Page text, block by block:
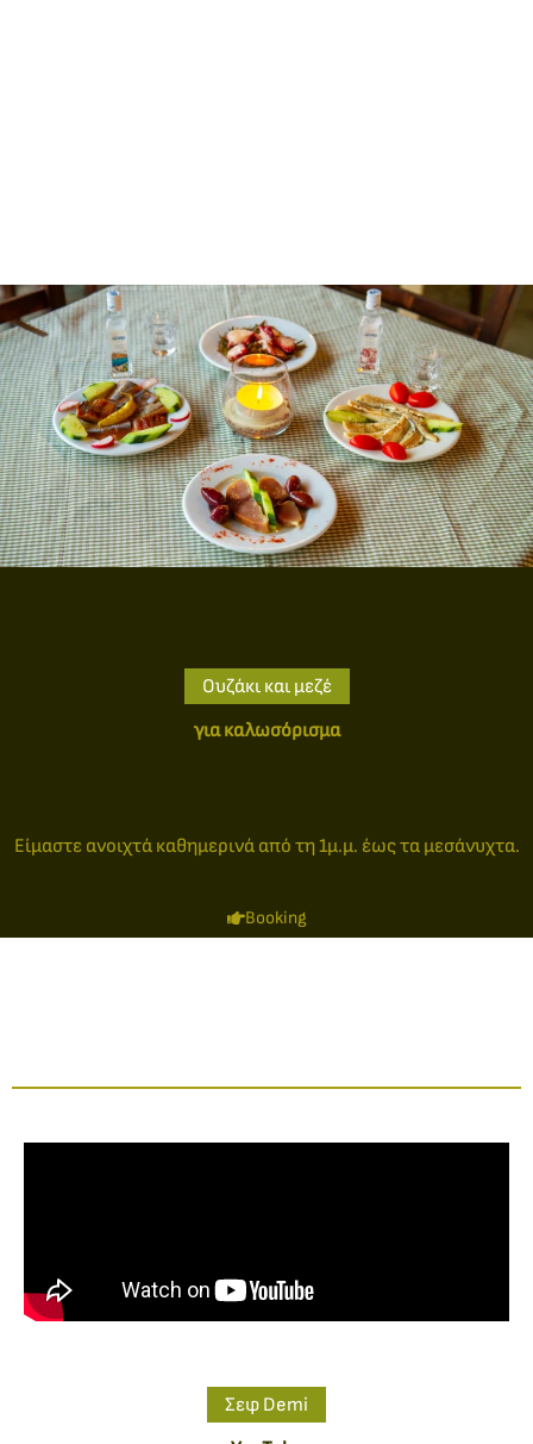
Ουζάκι και μεζέ
για καλωσόρισμα
Είμαστε ανοιχτά καθημερινά από τη 1μ.μ. έως τα μεσάνυχτα.
Booking
Σεφ Demi